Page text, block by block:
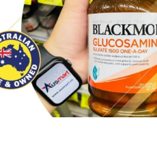
năng hấp thu, tăng sức đề
các chuyên gia đánh giá, việc
năm tháng đầu đời là điều
cho bé Life Space
sức đề kháng cho bé một cách